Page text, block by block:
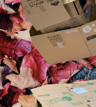
に夢中になっていかれる
う間に過ぎていくでしょう♪ ★canvas仕様であるので、完成後は立派なARTとし
てご自宅のお好きな場所
間を過ごしましょう。き
たらご自宅にはARTも一
愉しませてくれる作品になると思います。 今年の
りのARTを制作して、 ク
過ごしましょう♪